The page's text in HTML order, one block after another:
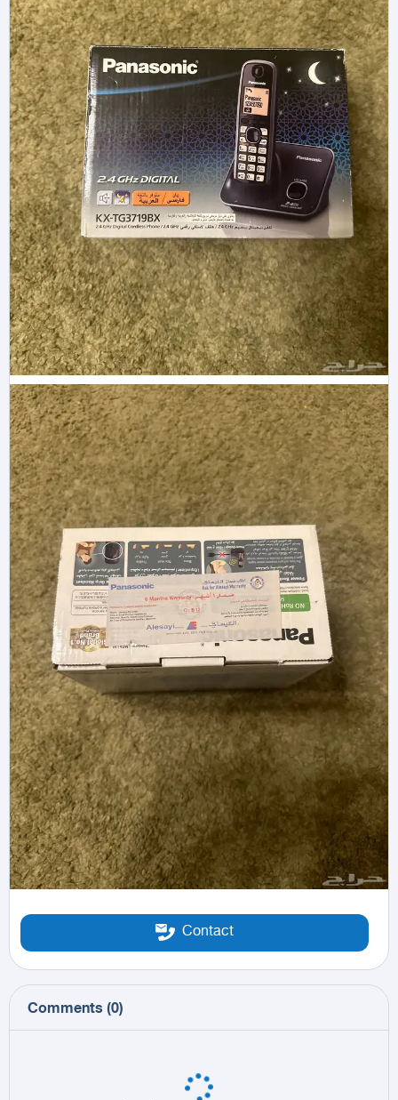
Contact
Comments (0)